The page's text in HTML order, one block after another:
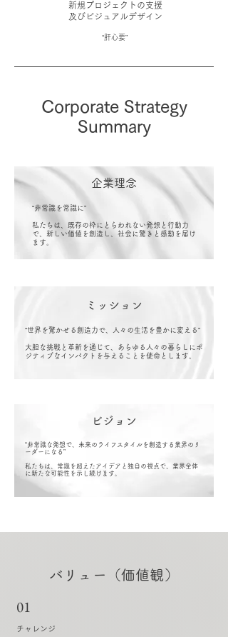
新規プロジェクトの支援
​及びビジュアルデザイン
​“肝心要”
Corporate Strategy
Summary
“非常識を常識に”
私たちは、既存の枠にとらわれない発想と行動力
で、新しい価値を創造し、社会に驚きと感動を届け
ます。
企業理念
“世界を驚かせる創造力で、人々の生活を豊かに変える”
大胆な挑戦と革新を通じて、あらゆる人々の暮らしにポ
ジティブなインパクトを与えることを使命とします。
ミッション
“非常識な発想で、未来のライフスタイルを創造する業界のリ
ーダーになる ”
私たちは、常識を超えたアイデアと独自の視点で、業界全体
に新たな可能性を示し続けます。
ビジョン
バリュー（価値観）
01
チャレンジ